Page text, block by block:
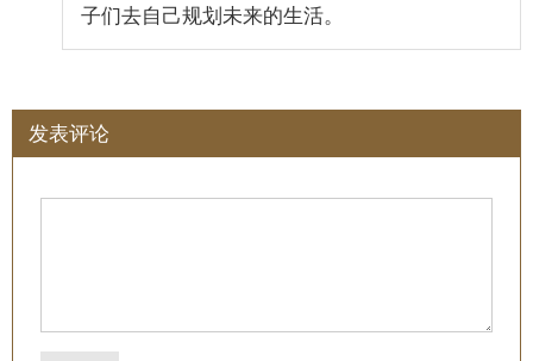
子们去自己规划未来的生活。
发表评论